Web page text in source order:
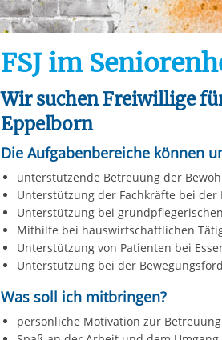
der von Ihnen
aufgrund berechtigter
FSJ im
Wir suchen Freiwillige
Eppelborn
Die Aufgabenbereiche können
unterstützende Betreuung der
Unterstützung der Fachkräfte bei
Unterstützung bei
Mithilfe bei hauswirtschaftlichen
Unterstützung von Patienten bei
Unterstützung bei der
Was soll ich mitbringen?
persönliche Motivation zur